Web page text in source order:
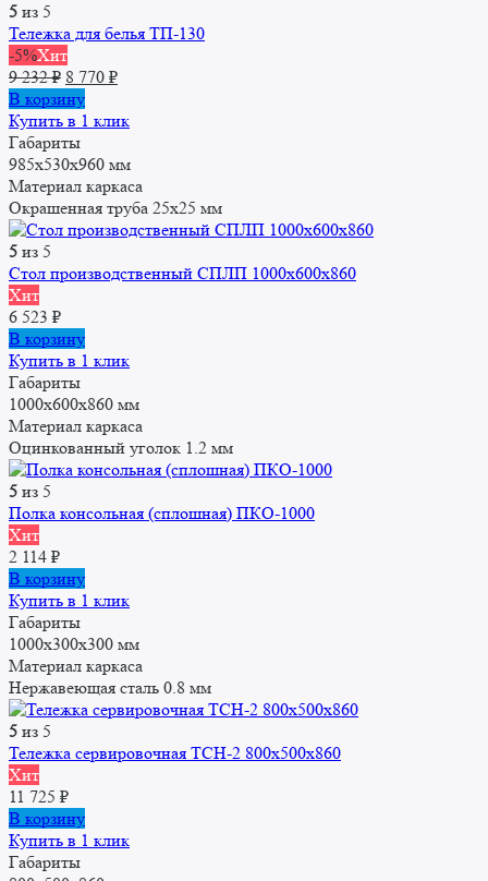
5 из 5
Тележка для белья ТП-130
-5%Хит
9 232₽ Первоначальная
цена
составляла
9
232 ₽.
8 770 ₽Текущая
8
В корзину
Купить в 1 клик
Габариты
985х530х960 мм
Материал каркаса
Окрашенная труба 25x25 мм
5 из 5
Стол производственный СПЛП 1000х600х860
Хит
6 523 ₽
В корзину
Купить в 1 клик
Габариты
1000x600x860 мм
Материал каркаса
Оцинкованный уголок 1.2 мм
5 из 5
Полка консольная (сплошная) ПКО-1000
Хит
2 114 ₽
В корзину
Купить в 1 клик
Габариты
1000x300x300 мм
Материал каркаса
Нержавеющая сталь 0.8 мм
5 из 5
Тележка сервировочная ТСН-2 800х500х860
Хит
11 725 ₽
В корзину
Купить в 1 клик
Габариты